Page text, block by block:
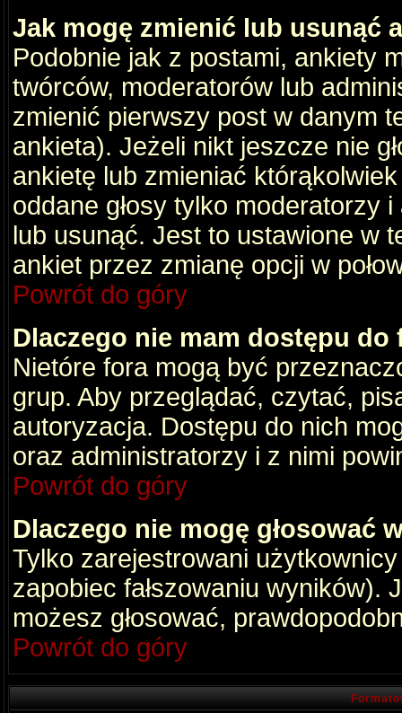
Jak mogę zmienić lub usunąć
Podobnie jak z postami, ankiety
twórców, moderatorów lub
zmienić pierwszy post w danym
ankieta). Jeżeli nikt jeszcze nie
ankietę lub zmieniać
oddane głosy tylko moderatorzy
lub usunąć. Jest to ustawione w
ankiet przez zmianę opcji w
Powrót do góry
Dlaczego nie mam dostępu do
Nietóre fora mogą być
grup. Aby przeglądać, czytać,
autoryzacja. Dostępu do nich
oraz administratorzy i z nimi
Powrót do góry
Dlaczego nie mogę głosować
Tylko zarejestrowani
zapobiec fałszowaniu wyników).
możesz głosować,
Powrót do góry